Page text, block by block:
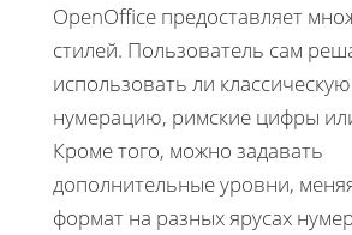
OpenOffice предоставляет
стилей. Пользователь сам
использовать ли
нумерацию, римские цифры
Кроме того, можно задавать
дополнительные уровни,
формат на разных ярусах